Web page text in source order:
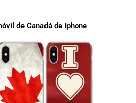
de Canadá de Iphone